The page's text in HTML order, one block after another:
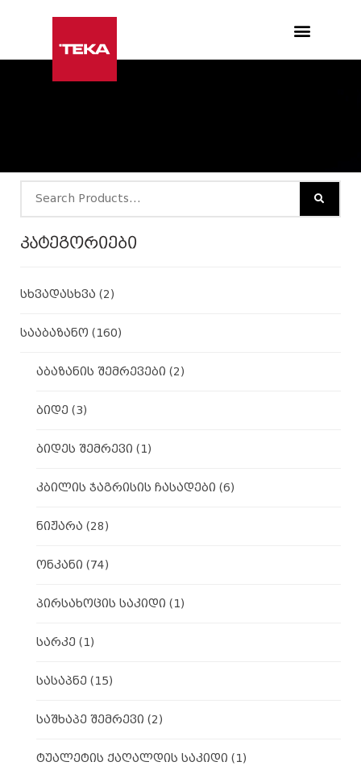
კატეგორიები
სხვადასხვა (2)
სააბაზანო (160)
აბაზანის შემრევები (2)
ბიდე (3)
ბიდეს შემრევი (1)
კბილის ჯაგრისის ჩასადები (6)
ნიჟარა (28)
ონკანი (74)
პირსახოცის საკიდი (1)
სარკე (1)
სასაპნე (15)
საშხაპე შემრევი (2)
ტუალეტის ქაღალდის საკიდი (1)